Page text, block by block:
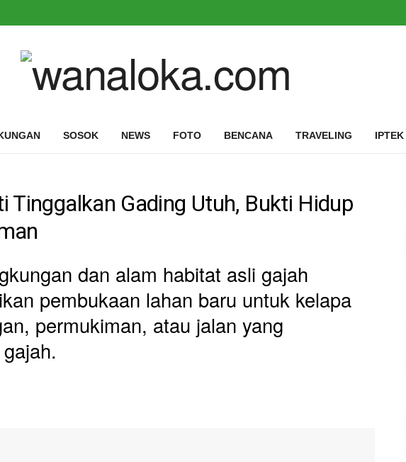
SOSOK NEWS FOTO BENCANA TRAVELING IPTEK
Tinggalkan Gading Utuh, Bukti Hidup
dan alam habitat asli gajah
pembukaan lahan baru untuk kelapa
permukiman, atau jalan yang